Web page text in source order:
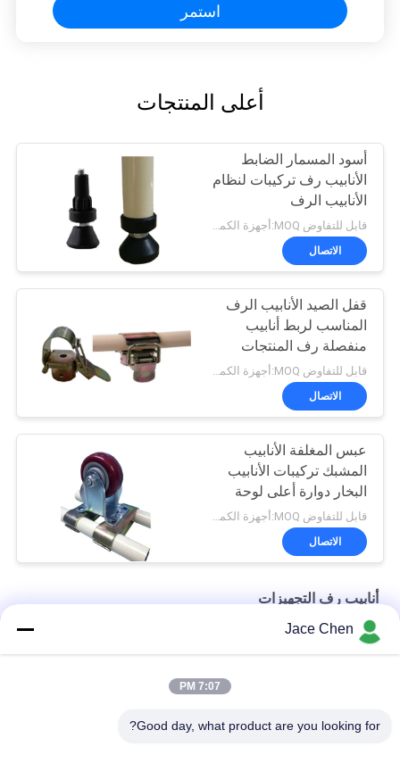
استمر
أعلى المنتجات
أسود المسمار الضابط
الأنابيب رف تركيبات لنظام
الأنابيب الرف
قابل للتفاوض MOQ:أجهزة الكمبيوتر 200
الاتصال
قفل الصيد الأنابيب الرف
المناسب لربط أنابيب
منفصلة رف المنتجات
الحرة
الاتصال
عبس المغلفة الأنابيب
المشبك تركيبات الأنابيب
البخار دوارة أعلى لوحة
المذرة ربط
الاتصال
أنابيب رف التجهيزات
الخارجي Dia 28mm قدم كأس مواسير معدنية مواسير Al-38 ISO9001Jace Chen
7:07 PM
Good day, what product are you looking for?